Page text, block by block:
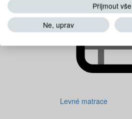
Levné matrace
Přijmout vše
Ne, uprav